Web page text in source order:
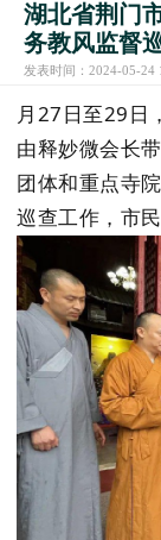
湖北省荆门
务教风监督
发表时间：2024-05-24
月27日至29日
由释妙微会长
团体和重点寺
巡查工作，市